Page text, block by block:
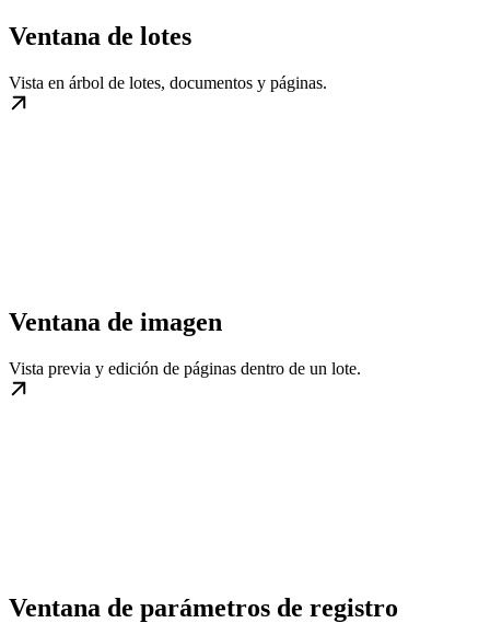
Ventana de lotes
Vista en árbol de lotes, documentos y páginas.
Ventana de imagen
Vista previa y edición de páginas dentro de un lote.
Ventana de parámetros de registro